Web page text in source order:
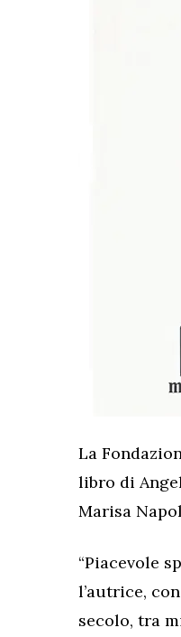
La
libro di
Marisa
“Piacevole
l’autrice,
secolo, tra